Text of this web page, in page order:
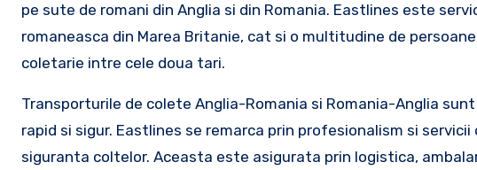
pe sute de romani din Anglia si din Romania. Eastlines este
romaneasca din Marea Britanie, cat si o multitudine de
coletarie intre cele doua tari.
Transporturile de colete Anglia-Romania si Romania-Anglia
rapid si sigur. Eastlines se remarca prin profesionalism si
siguranta coltelor. Aceasta este asigurata prin logistica,